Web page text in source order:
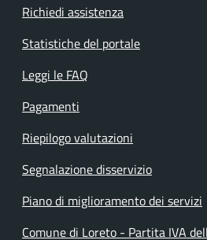
Richiedi assistenza
Statistiche del portale
Leggi le FAQ
Pagamenti
Riepilogo valutazioni
Segnalazione disservizio
Piano di miglioramento dei servizi
Comune di Loreto - Partita IVA